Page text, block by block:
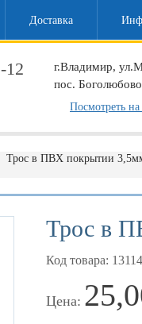
Доставка
12
г.Владимир,
пос.
Посмотреть на
Трос в ПВХ покрытии
Трос в
Код товара: 13114
Цена: